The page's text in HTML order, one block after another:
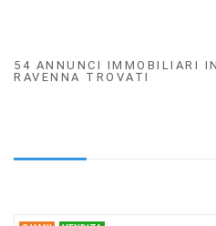
54 ANNUNCI IMMOBILIARI
RAVENNA TROVATI